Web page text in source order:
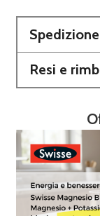
Spedizione
Resi e